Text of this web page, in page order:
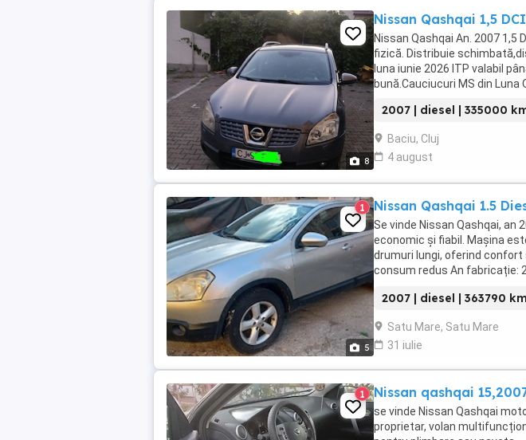
8
Nissan Qashqai 1,5
Nissan Qashqai An. 2007
fizică. Distribuie
luna iunie 2026 ITP valabil
bună.Cauciucuri MS din Luna
2007 | diesel | 335000
Baciu, Cluj
4 august
5
1 Nissan Qashqai 1.5
Se vinde Nissan Qashqai, an
economic și fiabil. Mașina
drumuri lungi, oferind confort
consum redus An fabricație:
2007 | diesel | 363790 km
Satu Mare, Satu Mare
31 iulie
1 Nissan qashqai
se vinde Nissan Qashqai
proprietar, volan